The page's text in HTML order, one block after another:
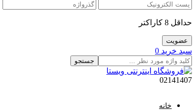
حداقل 8 کاراکتر
سبد خرید 0
جستجو
02141407
خانه